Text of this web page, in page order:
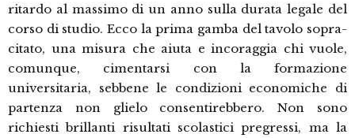
ritardo al massimo di un anno sulla durata legale del
corso di studio. Ecco la prima gamba del tavolo sopra-
citato, una misura che aiuta e incoraggia chi vuole,
comunque, cimentarsi con la formazione
universitaria, sebbene le condizioni economiche di
partenza non glielo consentirebbero. Non sono
richiesti brillanti risultati scolastici pregressi, ma la